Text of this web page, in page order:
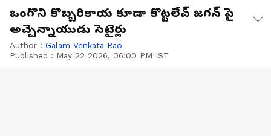
ఒంగొని కొబ్బరికాయ కూడా కొట్టలేవ్ జగన్ పై
అచ్చెన్నాయుడు సెటైర్లు
Author : Galam Venkata Rao
Published : May 22 2026, 06:00 PM IST